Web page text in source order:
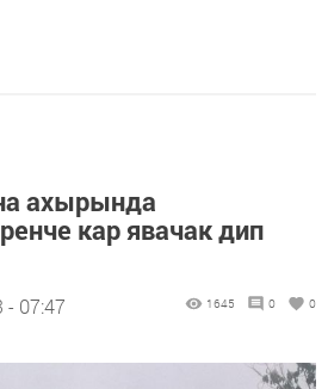
ахырында
кар явачак дип
- 07:47 1645 0 0